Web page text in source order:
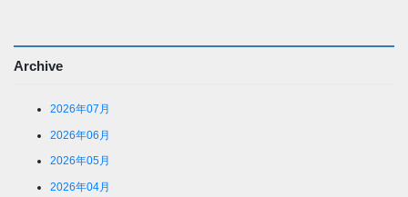
ペ
Archive
2026年07月
2026年06月
2026年05月
2026年04月